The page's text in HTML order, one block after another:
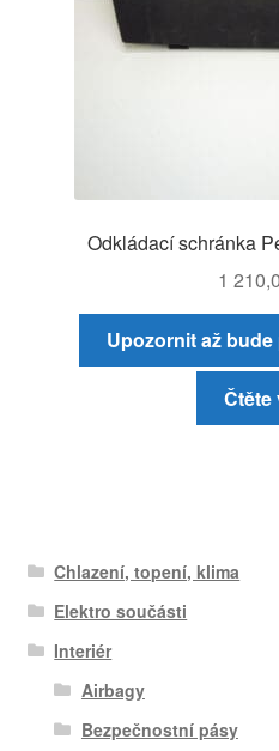
Odkládací schránka
1
Upozornit až
Čtěte
Chlazení, topení, klima
Elektro součásti
Interiér
Airbagy
Bezpečnostní pásy